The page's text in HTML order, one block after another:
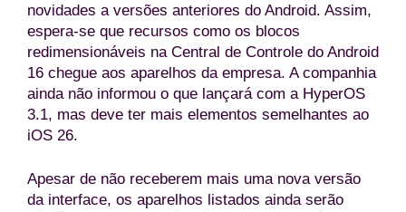
novidades a versões anteriores do Android. Assim,
espera-se que recursos como os blocos
redimensionáveis na Central de Controle do Android
16 chegue aos aparelhos da empresa. A companhia
ainda não informou o que lançará com a HyperOS
3.1, mas deve ter mais elementos semelhantes ao
iOS 26.
Apesar de não receberem mais uma nova versão
da interface, os aparelhos listados ainda serão